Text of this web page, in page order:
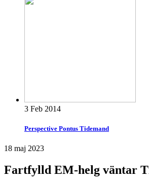
3 Feb 2014
Perspective Pontus Tidemand
18 maj 2023
Fartfylld EM-helg väntar